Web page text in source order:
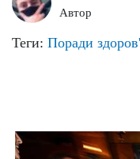
Автор
Теги: Поради